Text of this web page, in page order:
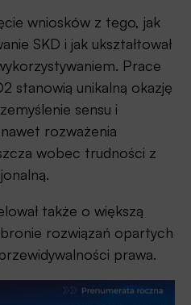
wniosków z tego, jak
SKD i jak ukształtował
Prace
stanowią unikalną okazję
sensu i
rozważenia
wobec trudności z
także o większą
rozwiązań opartych
prawa.